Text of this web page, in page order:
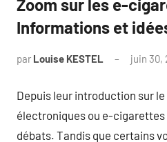
Zoom sur les e-
Informations et
par Louise KESTEL juin 30,
Depuis leur introduction sur
électroniques ou e-
débats. Tandis que certains